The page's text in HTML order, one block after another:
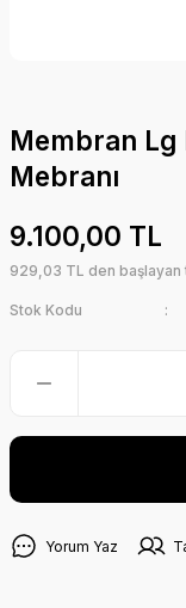
Membran Lg
Mebranı
9.100,00 TL
929,03 TL den başlayan
Stok Kodu
Yorum Yaz